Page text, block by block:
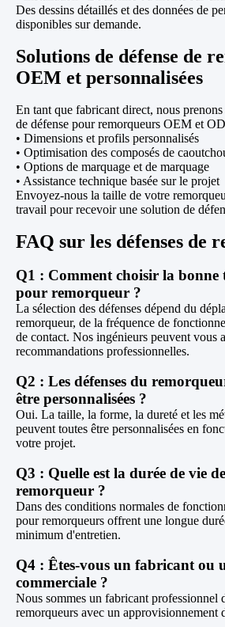
Des dessins détaillés et des données de
disponibles sur demande.
Solutions de défense de
OEM et personnalisées
En tant que fabricant direct, nous
de défense pour remorqueurs OEM et
• Dimensions et profils personnalisés
• Optimisation des composés de
• Options de marquage et de marquage
• Assistance technique basée sur le projet
Envoyez-nous la taille de votre
travail pour recevoir une solution de
FAQ sur les défenses de
Q1 : Comment choisir la bonne
pour remorqueur ?
La sélection des défenses dépend du
remorqueur, de la fréquence de
de contact. Nos ingénieurs peuvent vous
recommandations professionnelles.
Q2 : Les défenses du
être personnalisées ?
Oui. La taille, la forme, la dureté et les
peuvent toutes être personnalisées en
votre projet.
Q3 : Quelle est la durée de vie
remorqueur ?
Dans des conditions normales de
pour remorqueurs offrent une longue
minimum d'entretien.
Q4 : Êtes-vous un fabricant ou
commerciale ?
Nous sommes un fabricant professionnel
remorqueurs avec un approvisionnement